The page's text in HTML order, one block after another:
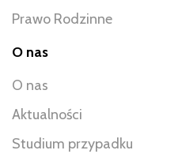
Prawo Rodzinne
O nas
O nas
Aktualności
Studium przypadku